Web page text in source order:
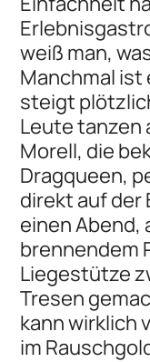
weiß man,
Manchmal ist
steigt
Leute tanzen
Morell, die
Dragqueen,
direkt auf der
einen Abend,
brennendem
Liegestütze
Tresen
kann wirklich
im